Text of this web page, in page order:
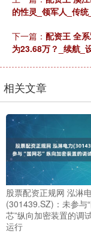
的性灵_领军人_传
下一篇： 配资王 全
为23.68万？_续航_
相关文章
股票配资正规网 泓淋
(301439.SZ)：未参与
芯”纵向加密装置的调
运行